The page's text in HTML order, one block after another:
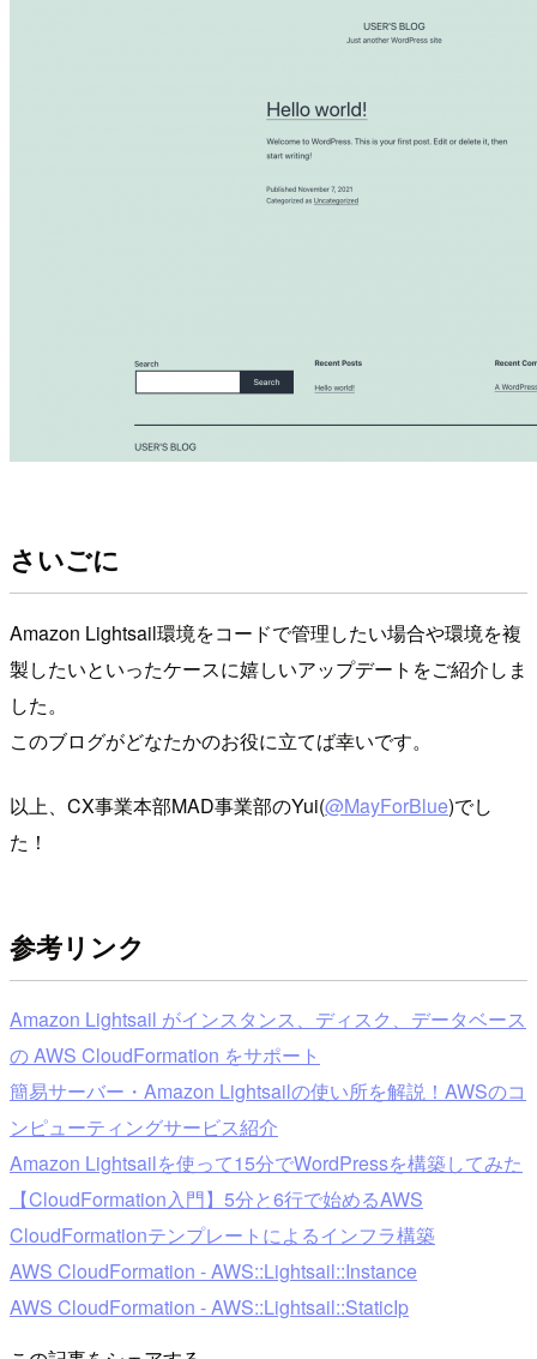
さいごに
Amazon Lightsail環境をコードで管理したい場合や環境を複
製したいといったケースに嬉しいアップデートをご紹介しま
した。
このブログがどなたかのお役に立てば幸いです。
以上、CX事業本部MAD事業部のYui(@MayForBlue)でし
た！
参考リンク
Amazon Lightsail がインスタンス、ディスク、データベース
の AWS CloudFormation をサポート
簡易サーバー・Amazon Lightsailの使い所を解説！AWSのコ
ンピューティングサービス紹介
Amazon Lightsailを使って15分でWordPressを構築してみた
【CloudFormation入門】5分と6行で始めるAWS
CloudFormationテンプレートによるインフラ構築
AWS CloudFormation - AWS::Lightsail::Instance
AWS CloudFormation - AWS::Lightsail::StaticIp